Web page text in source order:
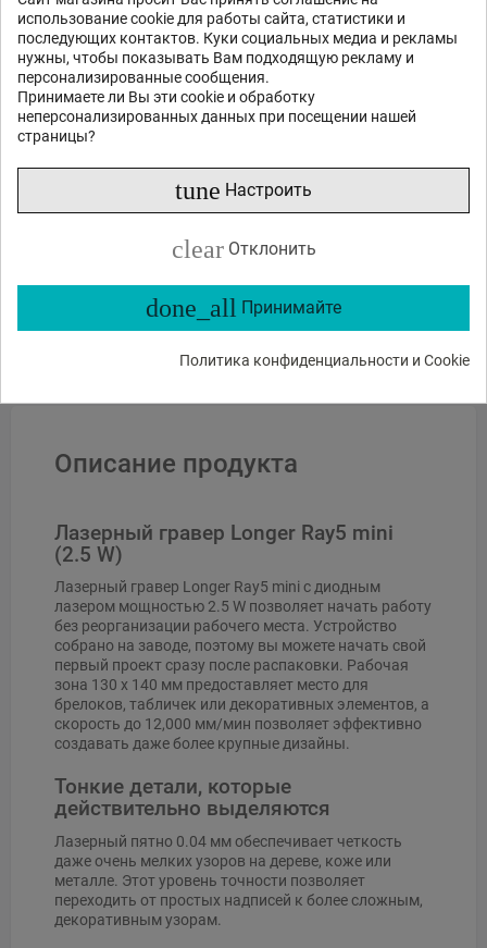
использование cookie для работы сайта, статистики и
последующих контактов. Куки социальных медиа и рекламы
нужны, чтобы показывать Вам подходящую рекламу и
персонализированные сообщения.
Принимаете ли Вы эти cookie и обработку
неперсонализированных данных при посещении нашей
страницы?
tune Настроить
clear Отклонить
done_all Принимайте
Политика конфиденциальности и Cookie
Какие функции? Есть в наличии? Акции и скидки?
Описание продукта
Лазерный гравер Longer Ray5 mini
(2.5 W)
Лазерный гравер Longer Ray5 mini с диодным
лазером мощностью 2.5 W позволяет начать работу
без реорганизации рабочего места. Устройство
собрано на заводе, поэтому вы можете начать свой
первый проект сразу после распаковки. Рабочая
зона 130 x 140 мм предоставляет место для
брелоков, табличек или декоративных элементов, а
скорость до 12,000 мм/мин позволяет эффективно
создавать даже более крупные дизайны.
Тонкие детали, которые
действительно выделяются
Лазерный пятно 0.04 мм обеспечивает четкость
даже очень мелких узоров на дереве, коже или
металле. Этот уровень точности позволяет
переходить от простых надписей к более сложным,
декоративным узорам.